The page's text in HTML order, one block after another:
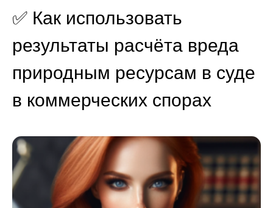
✅ Как использовать
результаты расчёта вреда
природным ресурсам в суде
в коммерческих спорах